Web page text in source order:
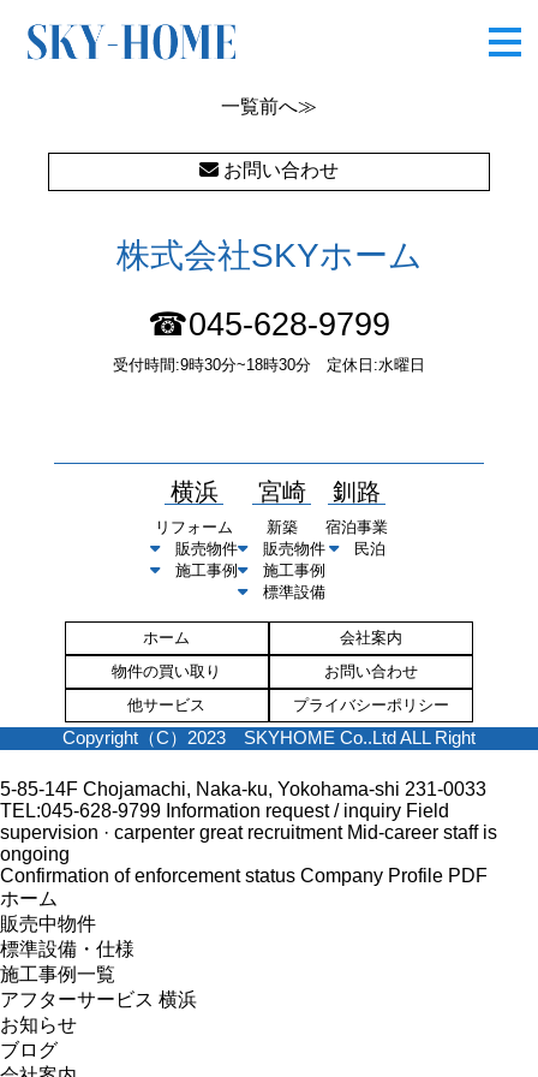
OLYMPUS DIGITAL CAMERA
一覧前へ≫
お問い合わせ
株式会社SKYホーム
☎045-628-9799
受付時間:9時30分~18時30分 定休日:水曜日
横浜
リフォーム
販売物件
施工事例
宮崎
新築
販売物件
施工事例
標準設備
釧路
宿泊事業
民泊
ホーム
会社案内
物件の買い取り
お問い合わせ
他サービス
プライバシーポリシー
Copyright（C）2023 SKYHOME Co..Ltd ALL Right
5-85-14F Chojamachi, Naka-ku, Yokohama-shi 231-0033
TEL:045-628-9799 Information request / inquiry Field
supervision · carpenter great recruitment Mid-career staff is
ongoing
Confirmation of enforcement status Company Profile PDF
ホーム
販売中物件
標準設備・仕様
施工事例一覧
アフターサービス 横浜
お知らせ
ブログ